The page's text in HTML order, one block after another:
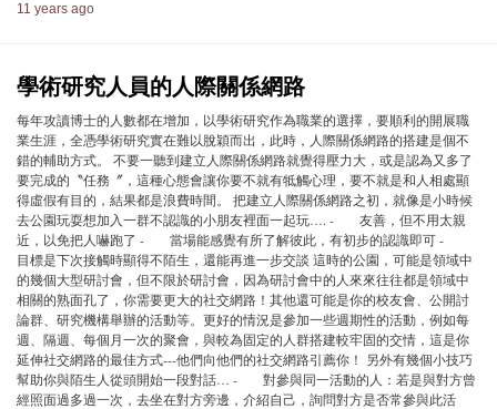
11 years ago
學術研究人員的人際關係網路
每年攻讀博士的人數都在增加，以學術研究作為職業的選擇，要順利的開展職
業生涯，全憑學術研究實在難以脫穎而出，此時，人際關係網路的搭建是個不
錯的輔助方式。 不要一聽到建立人際關係網路就覺得壓力大，或是認為又多了
要完成的〝任務〞，這種心態會讓你要不就有牴觸心理，要不就是和人相處顯
得虛假有目的，結果都是浪費時間。 把建立人際關係網路之初，就像是小時候
去公園玩耍想加入一群不認識的小朋友裡面一起玩…. - 友善，但不用太親
近，以免把人嚇跑了 - 當場能感覺有所了解彼此，有初步的認識即可 -
目標是下次接觸時顯得不陌生，還能再進一步交談 這時的公園，可能是領域中
的幾個大型研討會，但不限於研討會，因為研討會中的人來來往往都是領域中
相關的熟面孔了，你需要更大的社交網路！其他還可能是你的校友會、公開討
論群、研究機構舉辦的活動等。更好的情況是參加一些週期性的活動，例如每
週、隔週、每個月一次的聚會，與較為固定的人群搭建較牢固的交情，這是你
延伸社交網路的最佳方式---他們向他們的社交網路引薦你！ 另外有幾個小技巧
幫助你與陌生人從頭開始一段對話… - 對參與同一活動的人：若是與對方曾
經照面過多過一次，去坐在對方旁邊，介紹自己，詢問對方是否常參與此活